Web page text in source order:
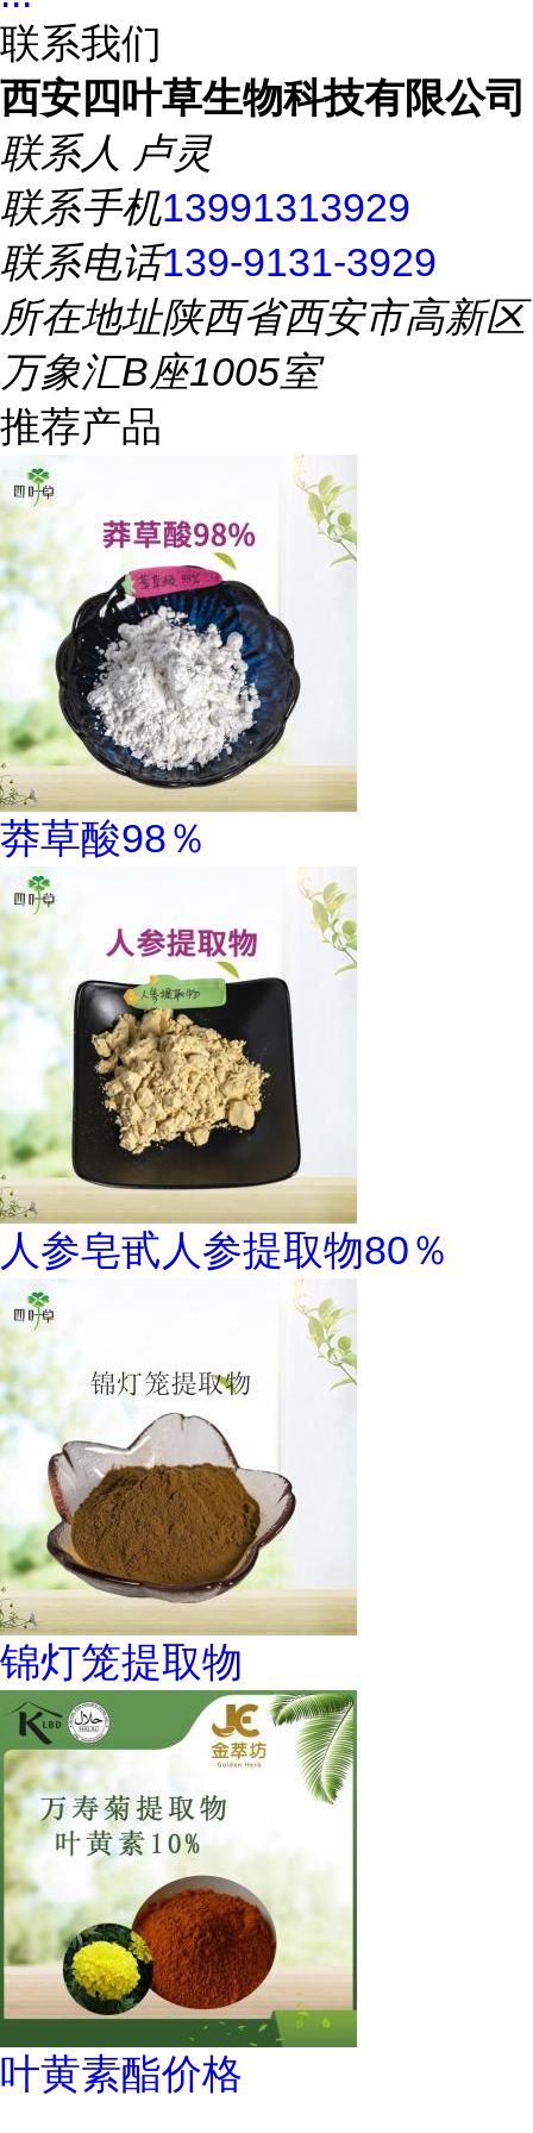
联系我们
西安四叶草生物科技有限公司
联系人 卢灵
联系手机13991313929
联系电话139-9131-3929
所在地址陕西省西安市高新区
万象汇B座1005室
推荐产品
莽草酸98％
人参皂甙人参提取物80％
锦灯笼提取物
叶黄素酯价格